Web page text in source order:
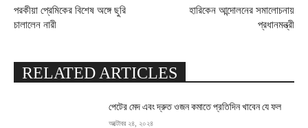
পরকীয়া প্রেমিকের বিশেষ অঙ্গে ছুরি
চালালেন নারী
হারিকেন আন্দোলনের সমালোচনায়
প্রধানমন্ত্রী
RELATED ARTICLES
পেটের মেদ এবং দ্রুত ওজন কমাতে প্রতিদিন খাবেন যে ফল
অক্টোবর ২৪, ২০২৪